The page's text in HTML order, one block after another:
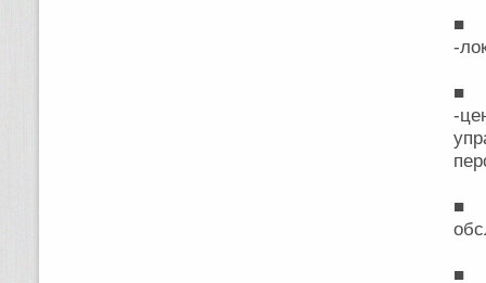
■ В
-
■
-
■
■